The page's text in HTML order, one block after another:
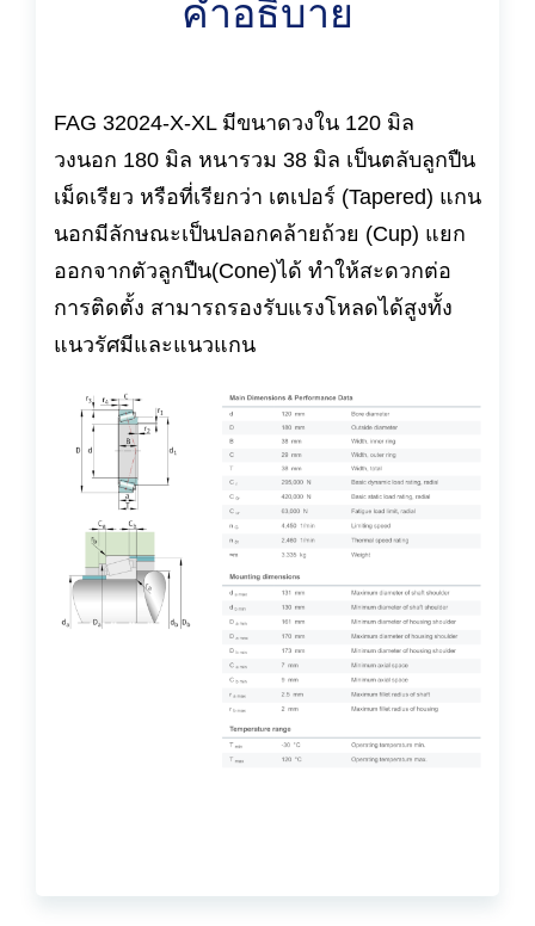
คำอธิบาย
FAG 32024-X-XL มีขนาดวงใน 120 มิล
วงนอก 180 มิล หนารวม 38 มิล เป็นตลับลูกปืน
เม็ดเรียว หรือที่เรียกว่า เตเปอร์ (Tapered) แกน
นอกมีลักษณะเป็นปลอกคล้ายถ้วย (Cup) แยก
ออกจากตัวลูกปืน(Cone)ได้ ทำให้สะดวกต่อ
การติดตั้ง สามารถรองรับแรงโหลดได้สูงทั้ง
แนวรัศมีและแนวแกน